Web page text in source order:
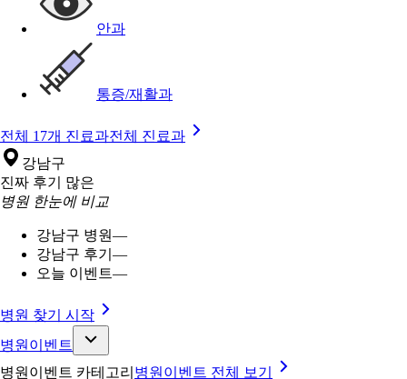
안과
통증/재활과
전체 17개 진료과전체 진료과
강남구
진짜 후기 많은
병원 한눈에 비교
강남구 병원—
강남구 후기 —
오늘 이벤트—
병원 찾기 시작
병원이벤트
병원이벤트 카테고리 병원이벤트 전체 보기